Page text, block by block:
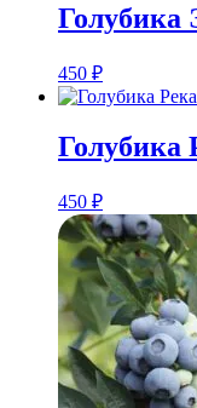
Голубика
450 ₽
Голубика
450 ₽